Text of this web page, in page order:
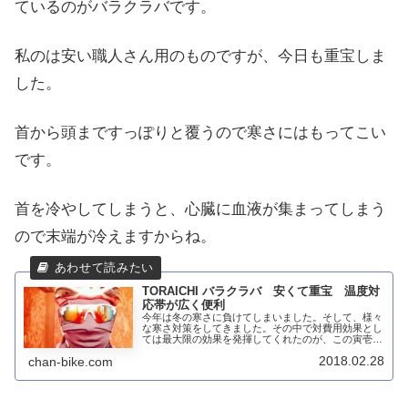
ているのがバラクラバです。
私のは安い職人さん用のものですが、今日も重宝しま
した。
首から頭まですっぽりと覆うので寒さにはもってこい
です。
首を冷やしてしまうと、心臓に血液が集まってしまう
ので末端が冷えますからね。
TORAICHI バラクラバ 安くて重宝 温度対
応帯が広く便利
今年は冬の寒さに負けてしまいました。そして、様々
な寒さ対策をしてきました。その中で対費用効果とし
ては最大限の効果を発揮してくれたのが、この寅壱
は、フェイスマスクとなっています。そして、...
chan-bike.com 2018.02.28